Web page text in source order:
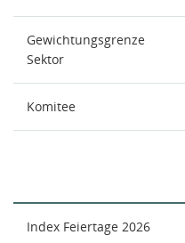
Gewichtungsgrenze
Sektor
Komitee
Index Feiertage 2026